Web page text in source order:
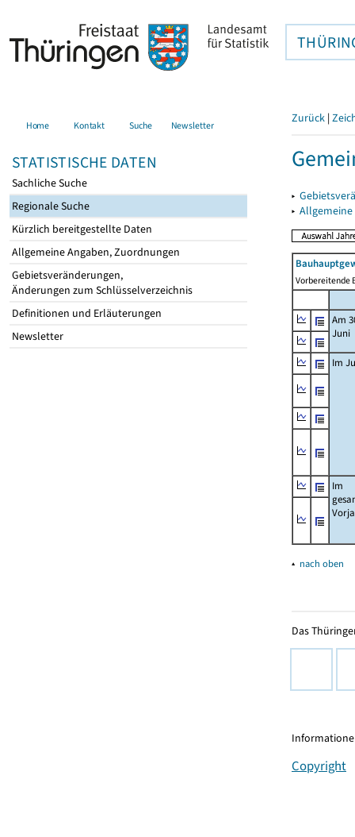
Home Kontakt Suche Newsletter
STATISTISCHE DATEN
Sachliche Suche
Regionale Suche
Kürzlich bereitgestellte Daten
Allgemeine Angaben, Zuordnungen
Gebietsveränderungen,
Änderungen zum Schlüsselverzeichnis
Definitionen und Erläuterungen
Newsletter
Zurück |
▸
▸
Vorbereitende
Am
Juni
Im
Im
▴ nach oben
Das
Copyright